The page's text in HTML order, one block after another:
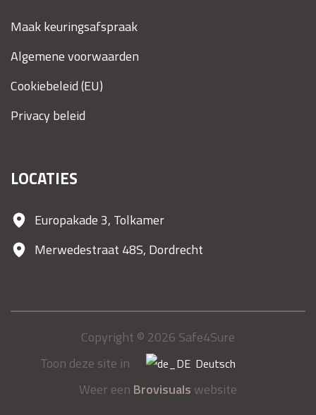
Maak keuringsafspraak
Algemene voorwaarden
Cookiebeleid (EU)
Privacy beleid
LOCATIES
Europakade 3, Tolkamer
Merwedestraat 48S, Dordrecht
Copyright © 2026 Safe4Sure
Toon deze site in
Deutsch
Weer een Brovisuals website